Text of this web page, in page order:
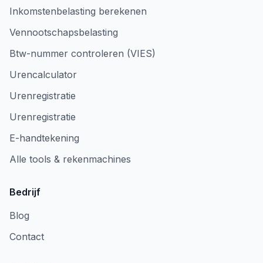
Inkomstenbelasting berekenen
Vennootschapsbelasting
Btw-nummer controleren (VIES)
Urencalculator
Urenregistratie
Urenregistratie
E-handtekening
Alle tools & rekenmachines
Bedrijf
Blog
Contact